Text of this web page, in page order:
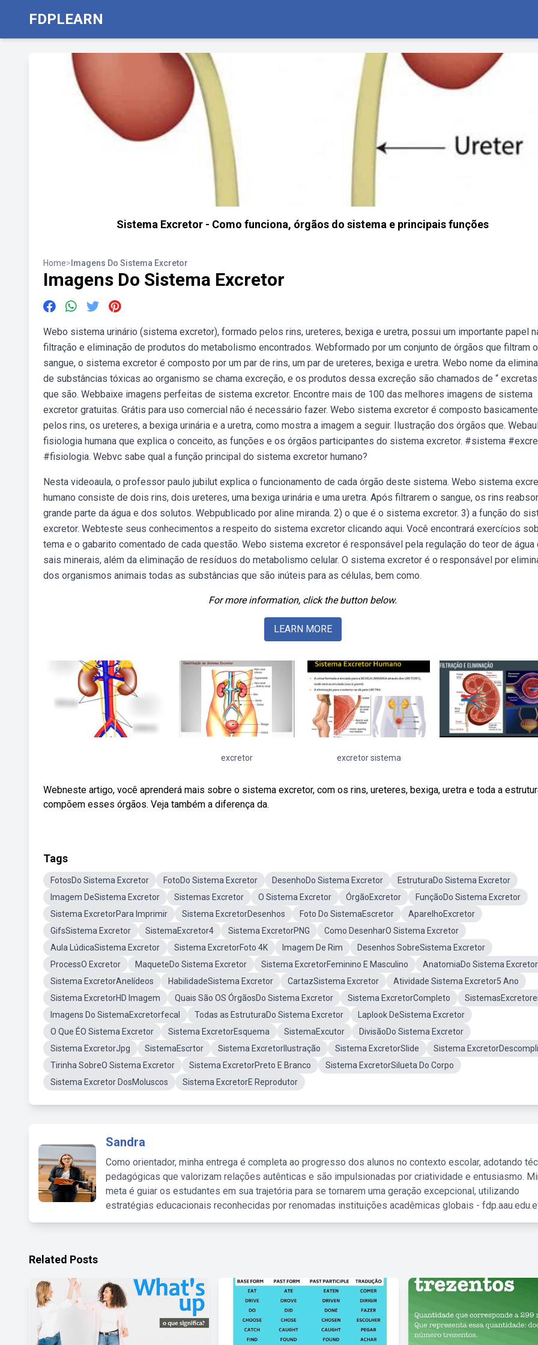
FDPLEARN
Sistema Excretor - Como funciona, órgãos do sistema e principais funções
Home> Imagens Do Sistema Excretor
Imagens Do Sistema Excretor
Webo sistema urinário (sistema excretor), formado pelos rins, ureteres, bexiga e uretra, possui um importante papel
filtração e eliminação de produtos do metabolismo encontrados. Webformado por um conjunto de órgãos que filtram o
sangue, o sistema excretor é composto por um par de rins, um par de ureteres, bexiga e uretra. Webo nome da
de substâncias tóxicas ao organismo se chama excreção, e os produtos dessa excreção são chamados de “ excretas
que são. Webbaixe imagens perfeitas de sistema excretor. Encontre mais de 100 das melhores imagens de sistema
excretor gratuitas. Grátis para uso comercial não é necessário fazer. Webo sistema excretor é composto basicamente
pelos rins, os ureteres, a bexiga urinária e a uretra, como mostra a imagem a seguir. Ilustração dos órgãos que.
fisiologia humana que explica o conceito, as funções e os órgãos participantes do sistema excretor. #sistema
#fisiologia. Webvc sabe qual a função principal do sistema excretor humano?
Nesta videoaula, o professor paulo jubilut explica o funcionamento de cada órgão deste sistema. Webo sistema
humano consiste de dois rins, dois ureteres, uma bexiga urinária e uma uretra. Após filtrarem o sangue, os rins
grande parte da água e dos solutos. Webpublicado por aline miranda. 2) o que é o sistema excretor. 3) a função do
excretor. Webteste seus conhecimentos a respeito do sistema excretor clicando aqui. Você encontrará exercícios
tema e o gabarito comentado de cada questão. Webo sistema excretor é responsável pela regulação do teor de água
sais minerais, além da eliminação de resíduos do metabolismo celular. O sistema excretor é o responsável por
dos organismos animais todas as substâncias que são inúteis para as células, bem como.
For more information, click the button below.
LEARN MORE
excretor excretor sistema
Webneste artigo, você aprenderá mais sobre o sistema excretor, com os rins, ureteres, bexiga, uretra e toda a
compõem esses órgãos. Veja também a diferença da.
Tags
FotosDo Sistema Excretor FotoDo Sistema Excretor DesenhoDo Sistema Excretor
EstruturaDo Sistema Excretor
Imagem DeSistema Excretor
Sistemas Excretor O Sistema Excretor ÓrgãoExcretor
FunçãoDo Sistema Excretor
Sistema ExcretorPara Imprimir
Sistema ExcretorDesenhos Foto Do SistemaEscretor
AparelhoExcretor
GifsSistema Excretor
SistemaExcretor4 Sistema ExcretorPNG
Como DesenharO Sistema Excretor
Aula LúdicaSistema Excretor
Sistema ExcretorFoto 4K Imagem De Rim
Desenhos SobreSistema Excretor
ProcessO Excretor
MaqueteDo Sistema Excretor Sistema ExcretorFeminino E Masculino
AnatomiaDo Sistema Excretor
Sistema ExcretorAnelídeos
HabilidadeSistema Excretor CartazSistema Excretor
Atividade Sistema Excretor5 Ano
Sistema ExcretorHD Imagem
Quais São OS ÓrgãosDo Sistema Excretor Sistema ExcretorCompleto
Imagens Do SistemaExcretorfecal
Todas as EstruturaDo Sistema Excretor
Laplook DeSistema Excretor
O Que ÉO Sistema Excretor
Sistema ExcretorEsquema SistemaExcutor
DivisãoDo Sistema Excretor
Sistema ExcretorJpg
SistemaEscrtor Sistema ExcretorIlustração Sistema ExcretorSlide
Sistema
Tirinha SobreO Sistema Excretor
Sistema ExcretorPreto E Branco
Sistema ExcretorSilueta Do Corpo
Sistema Excretor DosMoluscos
Sistema ExcretorE Reprodutor
Sandra
Como orientador, minha entrega é completa ao progresso dos alunos no contexto escolar, adotando
pedagógicas que valorizam relações autênticas e são impulsionadas por criatividade e entusiasmo.
meta é guiar os estudantes em sua trajetória para se tornarem uma geração excepcional, utilizando
estratégias educacionais reconhecidas por renomadas instituições acadêmicas globais -
Related Posts